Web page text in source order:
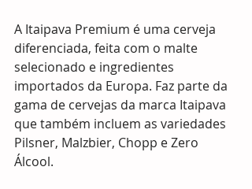
A Itaipava Premium é uma cerveja
diferenciada, feita com o malte
selecionado e ingredientes
importados da Europa. Faz parte da
gama de cervejas da marca Itaipava
que também incluem as variedades
Pilsner, Malzbier, Chopp e Zero
Álcool.